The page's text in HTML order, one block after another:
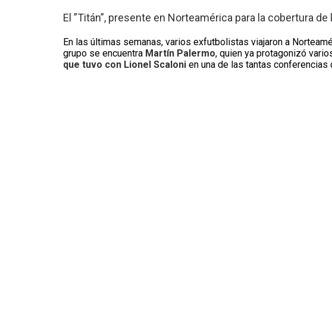
El ”Titán”, presente en Norteamérica para la cobertura
En las últimas semanas, varios exfutbolistas viajaron a
grupo se encuentra Martín Palermo, quien ya protagonizó
que tuvo con Lionel Scalonien una de las tantas conferencias